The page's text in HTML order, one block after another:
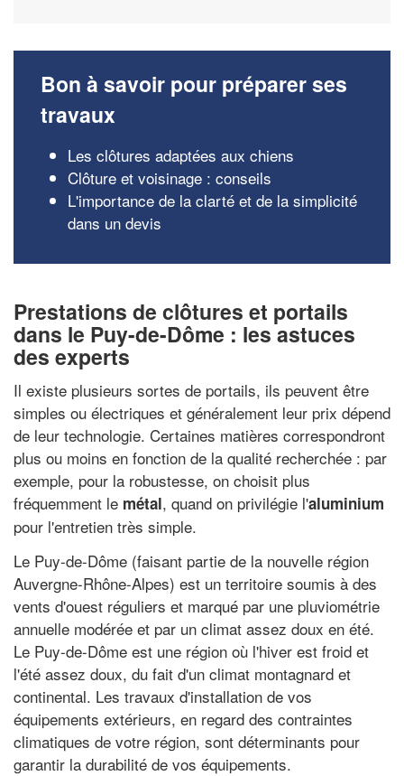
Bon à savoir pour préparer ses
travaux
Les clôtures adaptées aux chiens
Clôture et voisinage : conseils
L'importance de la clarté et de la simplicité
dans un devis
Prestations de clôtures et portails
dans le Puy-de-Dôme : les astuces
des experts
Il existe plusieurs sortes de portails, ils peuvent être
simples ou électriques et généralement leur prix dépend
de leur technologie. Certaines matières correspondront
plus ou moins en fonction de la qualité recherchée : par
exemple, pour la robustesse, on choisit plus
fréquemment le métal, quand on privilégie l'aluminium
pour l'entretien très simple.
Le Puy-de-Dôme (faisant partie de la nouvelle région
Auvergne-Rhône-Alpes) est un territoire soumis à des
vents d'ouest réguliers et marqué par une pluviométrie
annuelle modérée et par un climat assez doux en été.
Le Puy-de-Dôme est une région où l'hiver est froid et
l'été assez doux, du fait d'un climat montagnard et
continental. Les travaux d'installation de vos
équipements extérieurs, en regard des contraintes
climatiques de votre région, sont déterminants pour
garantir la durabilité de vos équipements.